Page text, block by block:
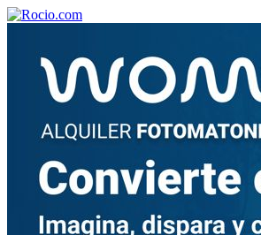
¡Bienvenido! Soy el asistente
¿En qué puedo